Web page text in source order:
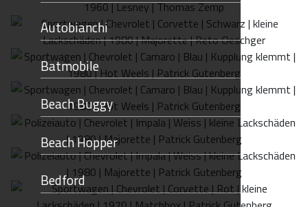
Autobianchi
Batmobile
Beach Buggy
Beach Hopper
Bedford